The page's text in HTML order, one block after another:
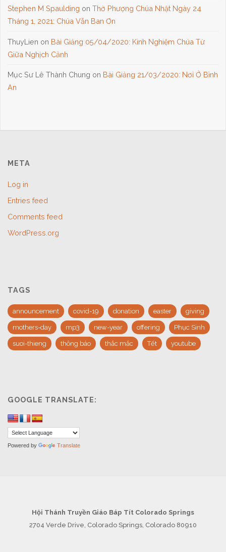
Stephen M Spaulding onThờ Phượng Chúa Nhật Ngày 24
Tháng 1, 2021: Chúa Vẫn Ban Ơn
ThuyLien on Bài Giảng 05/04/2020: Kinh Nghiệm Chúa Từ
Giữa Nghịch Cảnh
Mục Sư Lê Thành Chung on Bài Giảng 21/03/2020: Nơi Ở Bình
An
META
Log in
Entries feed
Comments feed
WordPress.org
TAGS
announcement covid-19 donation easter giving
mothers-day mp3 new-year offering Phục Sinh
suoi-thieng thông báo thắc mắc Tết youtube
GOOGLE TRANSLATE:
Powered by Translate
Hội Thánh Truyền Giáo Báp Tít Colorado Springs
2704 Verde Drive, Colorado Springs, Colorado 80910